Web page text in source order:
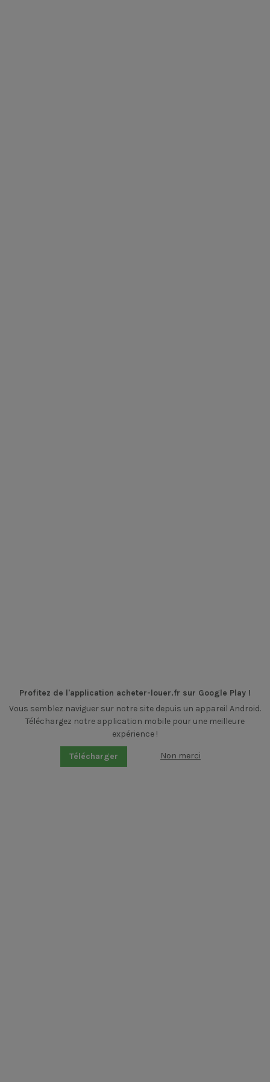
Profitez de l'application acheter-louer.fr sur Google Play !
Vous semblez naviguer sur notre site depuis un appareil Android.
Téléchargez notre application mobile pour une meilleure
expérience !
Télécharger Non merci